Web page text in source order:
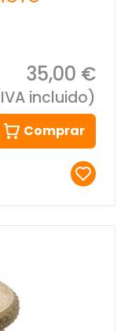
35,00 €
incluido)
Comprar